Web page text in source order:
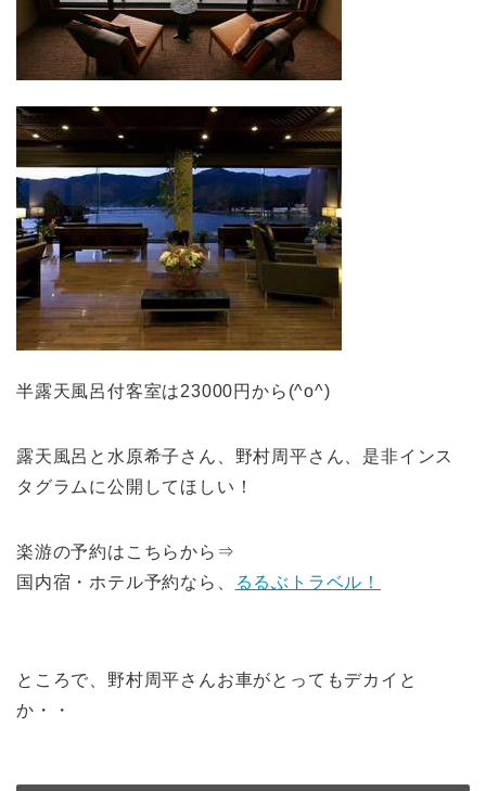
半露天風呂付客室は23000円から(^o^)
露天風呂と水原希子さん、野村周平さん、是非インス
タグラムに公開してほしい！
楽游の予約はこちらから⇒
国内宿・ホテル予約なら、
るるぶトラベル！
ところで、野村周平さんお車がとってもデカイと
か・・